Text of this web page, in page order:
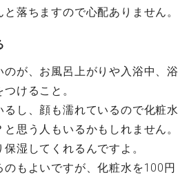
落ちますので心配ありません。
のが、お風呂上がりや入浴中、浴
けること。
るし、顔も濡れているので化粧水
思う人もいるかもしれません。
湿してくれるんですよ。
もよいですが、化粧水を100円